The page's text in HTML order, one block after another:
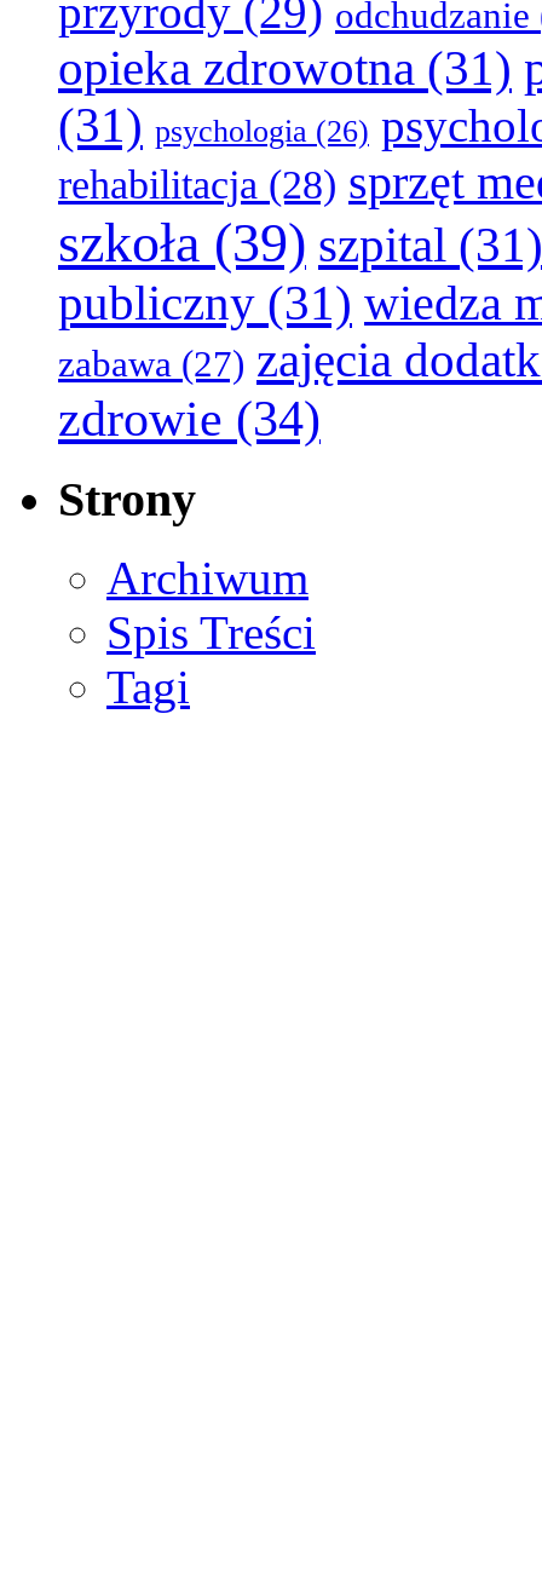
przyrody (29) odchudzanie
opieka zdrowotna (31)
(31) psychologia (26)
rehabilitacja (28) sprzęt
szkoła (39) szpital (31)
publiczny (31) wiedza
zabawa (27) zajęcia
zdrowie (34)
Strony
Archiwum
Spis Treści
Tagi